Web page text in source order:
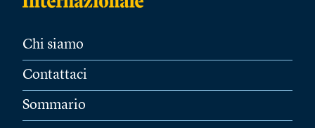
Chi siamo
Contattaci
Sommario